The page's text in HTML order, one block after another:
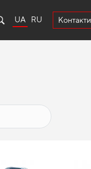
UA RU Контакти